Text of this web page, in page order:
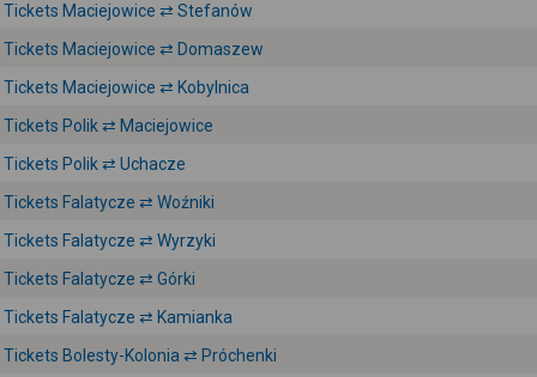
Tickets Maciejowice ⇄ Stefanów
Tickets Maciejowice ⇄ Domaszew
Tickets Maciejowice ⇄ Kobylnica
Tickets Polik ⇄ Maciejowice
Tickets Polik ⇄ Uchacze
Tickets Falatycze ⇄ Woźniki
Tickets Falatycze ⇄ Wyrzyki
Tickets Falatycze ⇄ Górki
Tickets Falatycze ⇄ Kamianka
Tickets Bolesty-Kolonia ⇄ Próchenki